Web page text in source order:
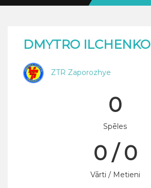
DMYTRO ILCHENKO
ZTR Zaporozhye
0
Spēles
0 / 0
Vārti / Metieni